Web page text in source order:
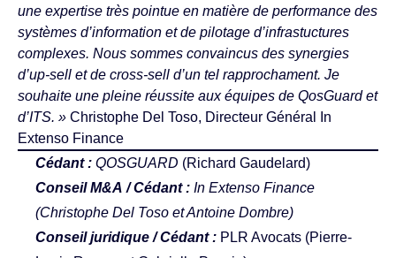
une expertise très pointue en matière de performance des
systèmes d’information et de pilotage d’infrastuctures
complexes. Nous sommes convaincus des synergies
d’up-sell et de cross-sell d’un tel rapprochament. Je
souhaite une pleine réussite aux équipes de QosGuard et
d’ITS. » Christophe Del Toso, Directeur Général In
Extenso Finance
Cédant : QOSGUARD (Richard Gaudelard)
Conseil M&A / Cédant : In Extenso Finance
(Christophe Del Toso etAntoine Dombre)
Conseil juridique / Cédant : PLR Avocats (Pierre-